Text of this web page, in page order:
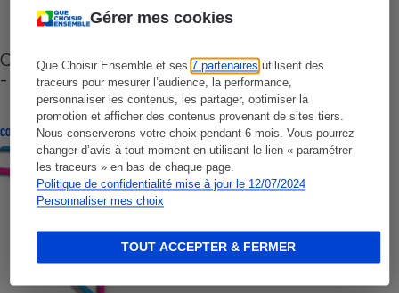
Gérer mes cookies
Que Choisir Ensemble et ses7 partenaires utilisent des
traceurs pour mesurer l’audience, la performance,
personnaliser les contenus, les partager, optimiser la
promotion et afficher des contenus provenant de sites tiers.
Nous conserverons votre choix pendant 6 mois. Vous pourrez
changer d’avis à tout moment en utilisant le lien « paramétrer
les traceurs » en bas de chaque page.
Politique de confidentialité mise à jour le 12/07/2024
Personnaliser mes choix
TOUT ACCEPTER & FERMER
Cafetière à capsules zéro déchet CoffeeB (vidéo)
- Premières impressions
CONSEILS